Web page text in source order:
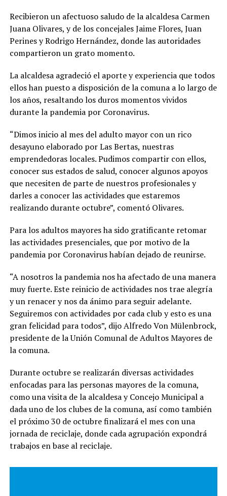
Recibieron un afectuoso saludo de la alcaldesa Carmen
Juana Olivares, y de los concejales Jaime Flores, Juan
Perines y Rodrigo Hernández, donde las autoridades
compartieron un grato momento.
La alcaldesa agradeció el aporte y experiencia que todos
ellos han puesto a disposición de la comuna a lo largo de
los años, resaltando los duros momentos vividos
durante la pandemia por Coronavirus.
“Dimos inicio al mes del adulto mayor con un rico
desayuno elaborado por Las Bertas, nuestras
emprendedoras locales. Pudimos compartir con ellos,
conocer sus estados de salud, conocer algunos apoyos
que necesiten de parte de nuestros profesionales y
darles a conocer las actividades que estaremos
realizando durante octubre”, comentó Olivares.
Para los adultos mayores ha sido gratificante retomar
las actividades presenciales, que por motivo de la
pandemia por Coronavirus habían dejado de reunirse.
“A nosotros la pandemia nos ha afectado de una manera
muy fuerte. Este reinicio de actividades nos trae alegría
y un renacer y nos da ánimo para seguir adelante.
Seguiremos con actividades por cada club y esto es una
gran felicidad para todos”, dijo Alfredo Von Mülenbrock,
presidente de la Unión Comunal de Adultos Mayores de
la comuna.
Durante octubre se realizarán diversas actividades
enfocadas para las personas mayores de la comuna,
como una visita de la alcaldesa y Concejo Municipal a
dada uno de los clubes de la comuna, así como también
el próximo 30 de octubre finalizará el mes con una
jornada de reciclaje, donde cada agrupación expondrá
trabajos en base al reciclaje.